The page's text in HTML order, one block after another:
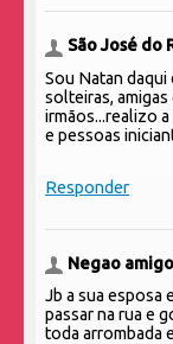
São José do
Sou Natan daqui
solteiras, amigas
irmãos...realizo
e pessoas
Responder
Negao amigo
Jb a sua esposa
passar na rua e
toda arrombada